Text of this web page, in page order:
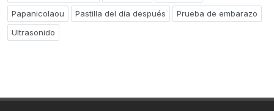
Papanicolaou
Pastilla del día después
Prueba de embarazo
Ultrasonido